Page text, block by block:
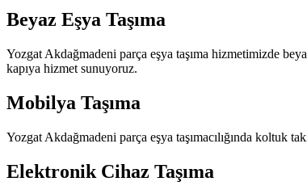
Beyaz Eşya Taşıma
Yozgat Akdağmadeni parça eşya taşıma hizmetimizde
kapıya hizmet sunuyoruz.
Mobilya Taşıma
Yozgat Akdağmadeni parça eşya taşımacılığında koltuk
Elektronik Cihaz Taşıma